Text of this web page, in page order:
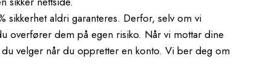
sikkerhet aldri garanteres. Derfor, selv om vi
overfører dem på egen risiko. Når vi mottar dine
velger når du oppretter en konto. Vi ber deg om